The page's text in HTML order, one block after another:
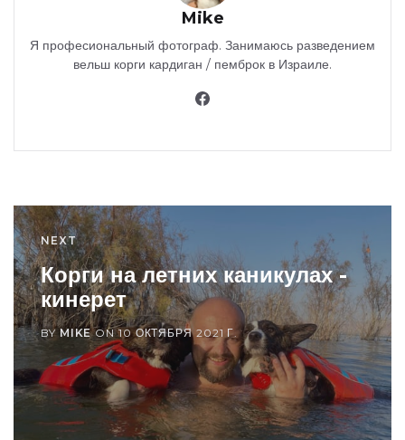
Mike
Я професиональный фотограф. Занимаюсь разведением
вельш корги кардиган / пемброк в Израиле.
NEXT
Корги на летних каникулах -
кинерет
BY MIKEON10 ОКТЯБРЯ 2021 Г.